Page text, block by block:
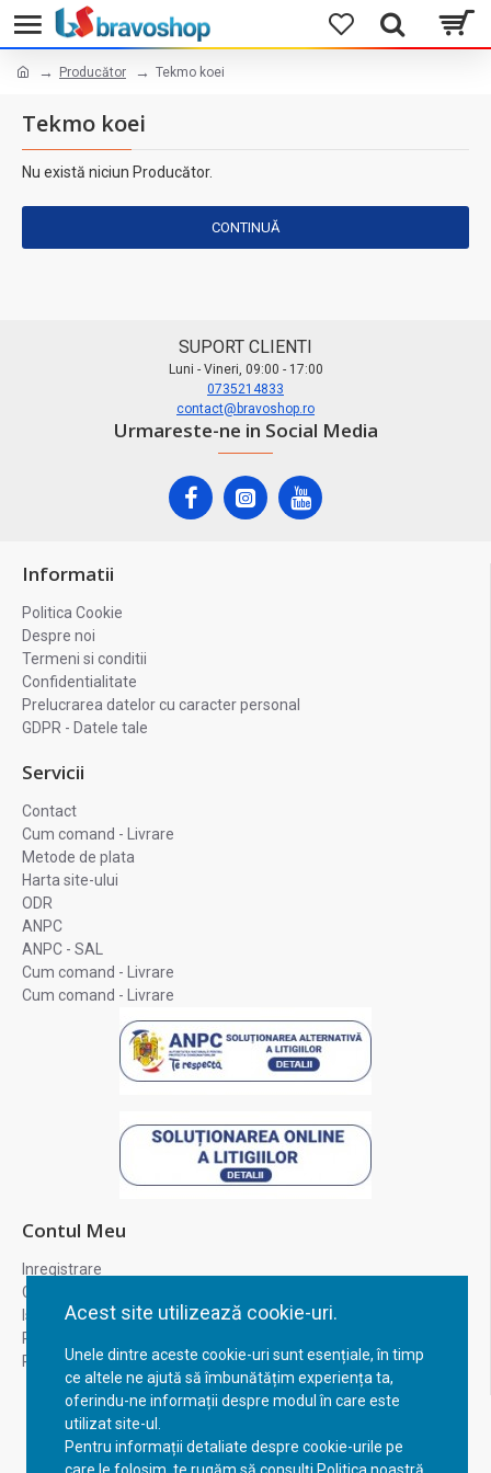
Acest site utilizează cookie-uri.
Unele dintre aceste cookie-uri sunt esențiale, în timp
ce altele ne ajută să îmbunătățim experiența ta,
oferindu-ne informații despre modul în care este
utilizat site-ul.
Pentru informații detaliate despre cookie-urile pe
Producător Tekmo koei
Tekmo koei
Nu există niciun Producător.
CONTINUĂ
SUPORT CLIENTI
Luni - Vineri, 09:00 - 17:00
0735214833
contact@bravoshop.ro
Urmareste-ne in Social Media
Informatii
Politica Cookie
Despre noi
Termeni si conditii
Confidentialitate
Prelucrarea datelor cu caracter personal
GDPR - Datele tale
Servicii
Contact
Cum comand - Livrare
Metode de plata
Harta site-ului
ODR
ANPC
ANPC - SAL
Cum comand - Livrare
Cum comand - Livrare
Contul Meu
Inregistrare
Contul meu
Istoric comenzi
Recuperare parola
Returnare produs